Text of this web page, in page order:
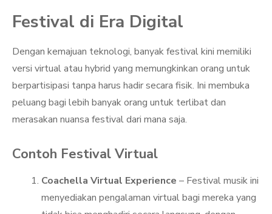
Festival di Era Digital
Dengan kemajuan teknologi, banyak festival kini memiliki
versi virtual atau hybrid yang memungkinkan orang untuk
berpartisipasi tanpa harus hadir secara fisik. Ini membuka
peluang bagi lebih banyak orang untuk terlibat dan
merasakan nuansa festival dari mana saja.
Contoh Festival Virtual
Coachella Virtual Experience – Festival musik ini
menyediakan pengalaman virtual bagi mereka yang